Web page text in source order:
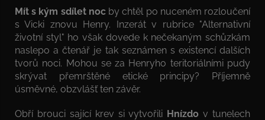
Mít s kým sdílet nocby chtěl po nuceném rozloučení
s Vicki znovu Henry. Inzerát v rubrice "Alternativní
životní styl" ho však dovede k nečekaným schůzkám
naslepo a čtenář je tak seznámen s existencí dalších
tvorů noci. Mohou se za Henryho teritoriálními pudy
skrývat přemrštěné etické principy? Příjemně
úsměvné, obzvlášť ten závěr.
Obří brouci sající krev si vytvořili Hnízdo v tunelech